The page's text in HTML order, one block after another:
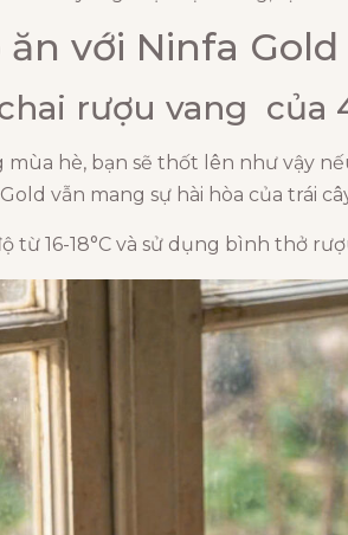
với Ninfa Gold
rượu vang của
mùa hè, bạn sẽ thốt lên như vậy
vẫn mang sự hài hòa của trái
từ 16-18°C và sử dụng bình thở